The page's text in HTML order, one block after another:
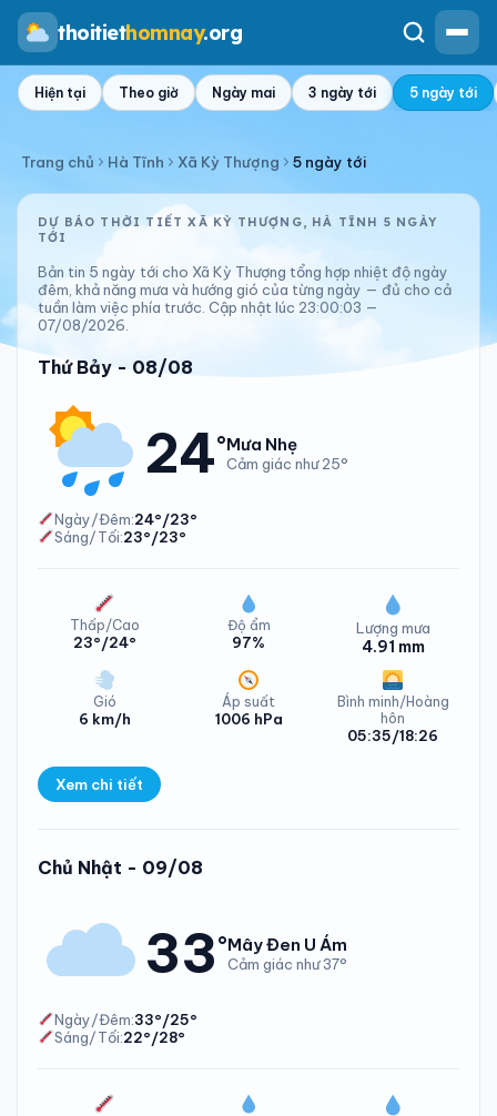
thoitiethomnay.org
Hiện tại Theo giờ Ngày mai 3 ngày tới 5 ngày tới
Trang chủ Hà Tĩnh Xã Kỳ Thượng 5 ngày tới
DỰ BÁO THỜI TIẾT XÃ KỲ THƯỢNG, HÀ TĨNH 5 NGÀY
TỚI
Bản tin 5 ngày tới cho Xã Kỳ Thượng tổng hợp nhiệt độ ngày
đêm, khả năng mưa và hướng gió của từng ngày — đủ cho cả
tuần làm việc phía trước. Cập nhật lúc 23:00:03 —
07/08/2026.
Thứ Bảy - 08/08
24°Mưa Nhẹ
Cảm giác như 25°
Ngày/Đêm:24°/23°
Sáng/Tối:23°/23°
Thấp/Cao
23°/24°
Độ ẩm
97%
Lượng mưa
4.91 mm
Gió
6 km/h
Áp suất
1006 hPa
Bình minh/Hoàng
hôn
05:35/18:26
Xem chi tiết
Nhiệt độ Xã Kỳ Thượng Thứ Bảy - 08/08/2026
Chủ Nhật - 09/08
33°Mây Đen U Ám
Cảm giác như 37°
Ngày/Đêm:33°/25°
Sáng/Tối:22°/28°